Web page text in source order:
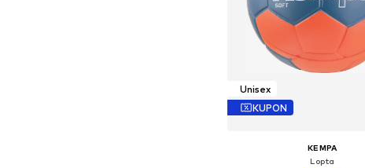
Unisex
KUPON
KEMPA
Lopta